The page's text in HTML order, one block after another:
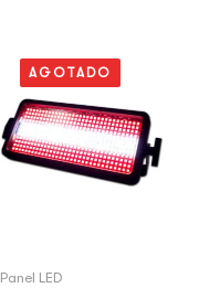
AGOTADO
Panel LED